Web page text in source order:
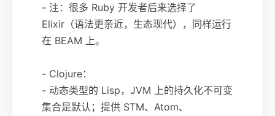
- 注：很多 Ruby 开发者后来选择了
Elixir（语法更亲近，生态现代），同样运行
在 BEAM 上。
- Clojure：
- 动态类型的 Lisp，JVM 上的持久化不可变
集合是默认；提供 STM、Atom、